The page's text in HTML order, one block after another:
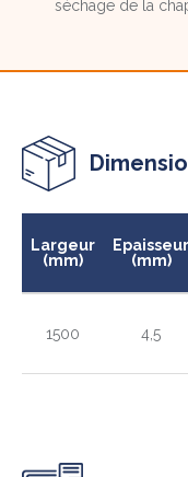
séchage de la
Largeur
(mm)
Epaisseur
(mm)
1500 4,5